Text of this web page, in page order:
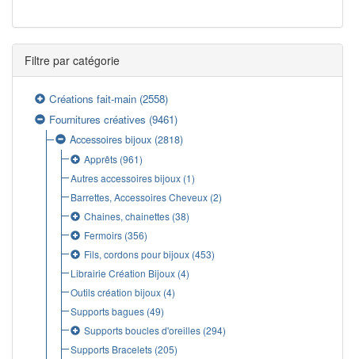
Filtre par catégorie
Créations fait-main (2558)
Fournitures créatives (9461)
Accessoires bijoux (2818)
Apprêts(961)
Autres accessoires bijoux(1)
Barrettes, Accessoires Cheveux(2)
Chaines, chainettes(38)
Fermoirs(356)
Fils, cordons pour bijoux(453)
Librairie Création Bijoux(4)
Outils création bijoux(4)
Supports bagues(49)
Supports boucles d'oreilles(294)
Supports Bracelets(205)